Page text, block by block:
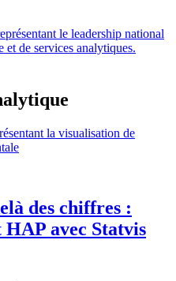
des chiffres :
avec Statvis